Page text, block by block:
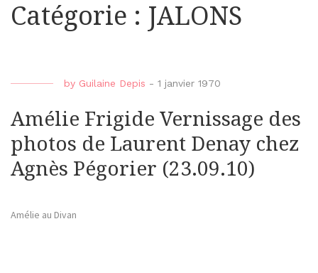
Catégorie : JALONS
by Guilaine Depis - 1 janvier 1970
Amélie Frigide Vernissage des
photos de Laurent Denay chez
Agnès Pégorier (23.09.10)
Amélie au Divan